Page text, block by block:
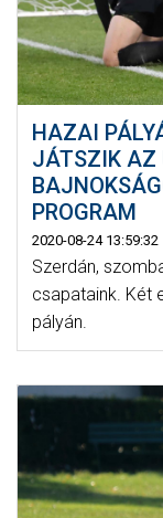
HAZAI
JÁTSZIK AZ
PROGRAM
2020-08-24 13:59:32
Szerdán,
csapataink. Két
pályán.